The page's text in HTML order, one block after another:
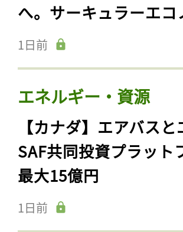
へ。サーキュラーエコ
1日前
エネルギー・資源
【カナダ】エアバス
SAF共同投資プラット
最大15億円
1日前